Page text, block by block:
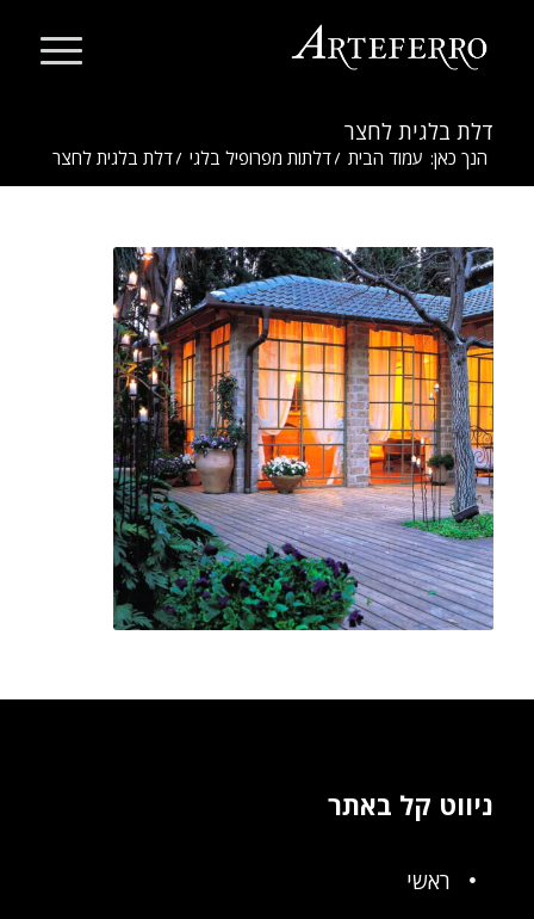
דלת בלגית לחצר
הנך כאן: עמוד הבית /דלתות מפרופיל בלגי /דלת בלגית לחצר
ניווט קל באתר
ראשי